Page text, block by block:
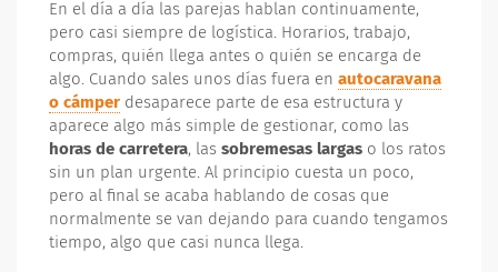
En el día a día las parejas hablan continuamente,
pero casi siempre de logística. Horarios, trabajo,
compras, quién llega antes o quién se encarga de
algo. Cuando sales unos días fuera en autocaravana
o cámper desaparece parte de esa estructura y
aparece algo más simple de gestionar, como las
horas de carretera, las sobremesas largas o los ratos
sin un plan urgente. Al principio cuesta un poco,
pero al final se acaba hablando de cosas que
normalmente se van dejando para cuando tengamos
tiempo, algo que casi nunca llega.